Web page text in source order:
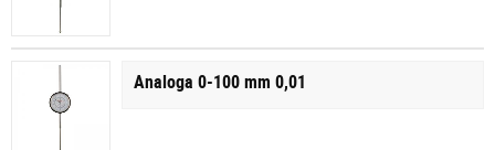
Analoga 0-100 mm 0,01